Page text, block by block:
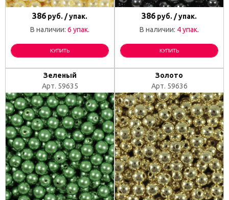
386 руб. / упак.
В наличии: 6 упак.
КУПИТЬ
386 руб. / упак.
В наличии: 4 упак.
КУПИТЬ
Зеленый
Арт. 59635
Золото
Арт. 59636